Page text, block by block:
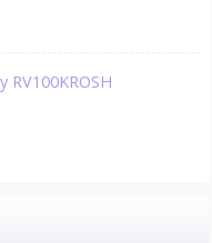
RV100KROSH